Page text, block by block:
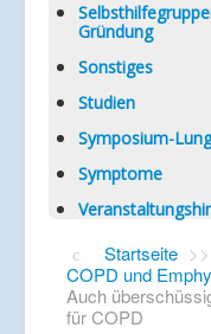
Gründung
Sonstiges
Studien
Symposium-
Symptome
Startseite >>
COPD und
Auch
für COPD